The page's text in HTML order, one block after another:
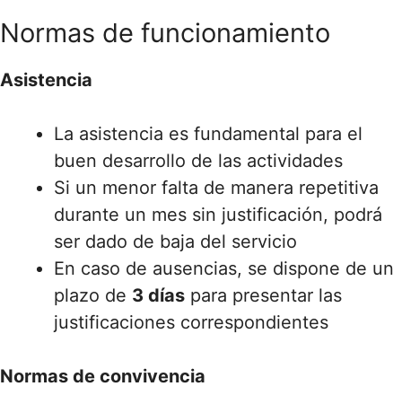
Normas de funcionamiento
Asistencia
La asistencia es fundamental para el
buen desarrollo de las actividades
Si un menor falta de manera repetitiva
durante un mes sin justificación, podrá
ser dado de baja del servicio
En caso de ausencias, se dispone de un
plazo de 3 días para presentar las
justificaciones correspondientes
Normas de convivencia